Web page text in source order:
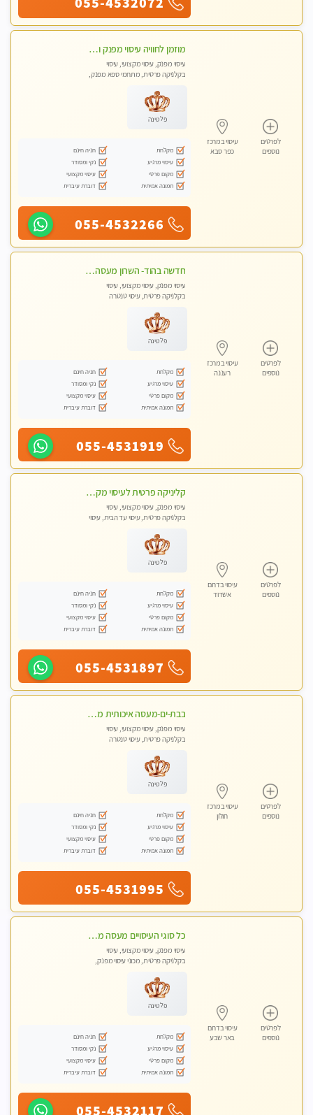
לפרטים
נוספים
עיסוי במרכז
כפר סבא
מוזמן לחוויה עיסוי מפנק ומקצועי ביותר בכפר -סבא בקליניקה פרטית
עיסוי מפנק, עיסוי מקצועי, עיסוי
בקלניקה פרטית, מתחמי ספא מפנק,
פלטינה
מקלחת
חניה חינם
עיסוי מרגיע
נקי ומסודר
מקום פרטי
עיסוי מקצועי
תמונה אמיתית
דוברת עיברית
055-4532266
לפרטים
נוספים
עיסוי במרכז
רעננה
חדשה בהוד- השרון מעסה איכותית ומקצועית
עיסוי מפנק, עיסוי מקצועי, עיסוי
בקלניקה פרטית, עיסוי טנטרה
פלטינה
מקלחת
חניה חינם
עיסוי מרגיע
נקי ומסודר
מקום פרטי
עיסוי מקצועי
תמונה אמיתית
דוברת עיברית
055-4531919
לפרטים
נוספים
עיסוי בדרום
אשדוד
קליניקה פרטית לעיסוי מקצועי ואלטרנטיבי ברמה גבוהה VIP תתקשר ..... highly recommended..new in the city
עיסוי מפנק, עיסוי מקצועי, עיסוי
בקלניקה פרטית, עיסוי עד הבית, עיסוי
פלטינה
מקלחת
חניה חינם
עיסוי מרגיע
נקי ומסודר
מקום פרטי
עיסוי מקצועי
תמונה אמיתית
דוברת עיברית
055-4531897
לפרטים
נוספים
עיסוי במרכז
חולון
בבת-ים-מעסה איכותית מקצועית ומפנקת עיסוי בקליניקה פרטית
עיסוי מפנק, עיסוי מקצועי, עיסוי
בקלניקה פרטית, עיסוי טנטרה
פלטינה
מקלחת
חניה חינם
עיסוי מרגיע
נקי ומסודר
מקום פרטי
עיסוי מקצועי
תמונה אמיתית
דוברת עיברית
055-4531995
לפרטים
נוספים
עיסוי בדרום
באר שבע
כל סוגי העיסויים מעסה מקצועית ואיכותית פרטי!!!חדש חדש בבאר שבע
עיסוי מפנק, עיסוי מקצועי, עיסוי
בקלניקה פרטית, מכוני עיסוי מפנק,
פלטינה
מקלחת
חניה חינם
עיסוי מרגיע
נקי ומסודר
מקום פרטי
עיסוי מקצועי
תמונה אמיתית
דוברת עיברית
055-4532117